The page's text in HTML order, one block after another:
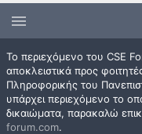
Το περιεχόμενο του CSE
αποκλειστικά προς
Πληροφορικής του
υπάρχει περιεχόμενο το
δικαιώματα, παρακαλώ
forum.com.